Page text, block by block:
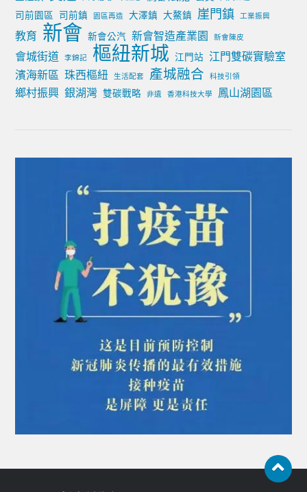
司前園區 司前鎮 園區再造 大澤鎮 大鰲鎮 崖門鎮 工業振興
教育 新會 新會公汽 新會智造產業園 新會陳皮
會城街道 李錦記 樞紐新城 江門站
江門雙碳實驗室
濱海新區 珠西樞紐 生活配套 產城融合 科技引領
鄉村振興 銀湖灣 雙碳戰略 非遺 香港科技大學 鳳山湖園區